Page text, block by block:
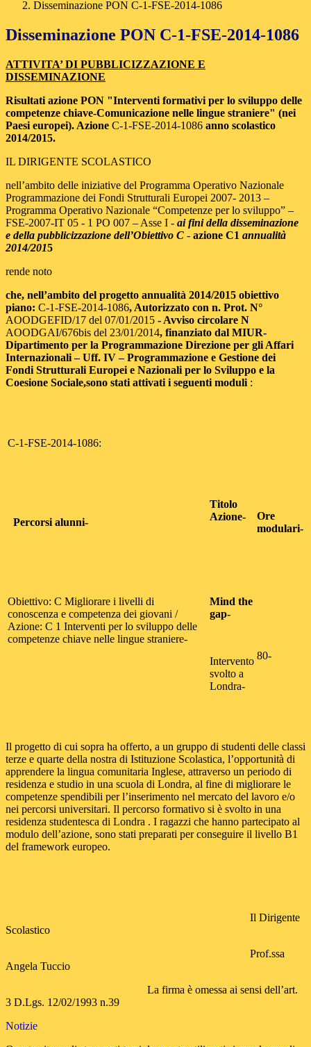
Disseminazione PON C-1-FSE-2014-1086
Disseminazione PON C-1-FSE-2014-1086
ATTIVITA’ DI PUBBLICIZZAZIONE E
DISSEMINAZIONE
Risultati azione PON "Interventi formativi per lo sviluppo delle
competenze chiave-Comunicazione nelle lingue straniere" (nei
Paesi europei). Azione C-1-FSE-2014-1086 anno scolastico
2014/2015.
IL DIRIGENTE SCOLASTICO
nell’ambito delle iniziative del Programma Operativo Nazionale
Programmazione dei Fondi Strutturali Europei 2007- 2013 –
Programma Operativo Nazionale “Competenze per lo sviluppo” –
FSE-2007-IT 05 - 1 PO 007 – Asse I - ai fini della disseminazione
e della pubblicizzazione dell’Obiettivo C - azione C1 annualità
2014/2015
rende noto
che, nell’ambito del progetto annualità 2014/2015 obiettivo
piano: C-1-FSE-2014-1086, Autorizzato con n. Prot. N°
AOODGEFID/17 del 07/01/2015 - Avviso circolare N
AOODGAI/676bis del 23/01/2014, finanziato dal MIUR-
Dipartimento per la Programmazione Direzione per gli Affari
Internazionali – Uff. IV – Programmazione e Gestione dei
Fondi Strutturali Europei e Nazionali per lo Sviluppo e la
Coesione Sociale,sono stati attivati i seguenti moduli :
C-1-FSE-2014-1086:
Percorsi alunni-
Titolo
Azione-
Ore
modulari-
Obiettivo: C Migliorare i livelli di
conoscenza e competenza dei giovani /
Azione: C 1 Interventi per lo sviluppo delle
competenze chiave nelle lingue straniere-
Mind the
gap-
Intervento
svolto a
Londra-
80-
Il progetto di cui sopra ha offerto, a un gruppo di studenti delle classi
terze e quarte della nostra di Istituzione Scolastica, l’opportunità di
apprendere la lingua comunitaria Inglese, attraverso un periodo di
residenza e studio in una scuola di Londra, al fine di migliorare le
competenze spendibili per l’inserimento nel mercato del lavoro e/o
nei percorsi universitari. Il percorso formativo si è svolto in una
residenza studentesca di Londra . I ragazzi che hanno partecipato al
modulo dell’azione, sono stati preparati per conseguire il livello B1
del framework europeo.
Il Dirigente
Scolastico
Prof.ssa
Angela Tuccio
La firma è omessa ai sensi dell’art.
3 D.Lgs. 12/02/1993 n.39
Notizie